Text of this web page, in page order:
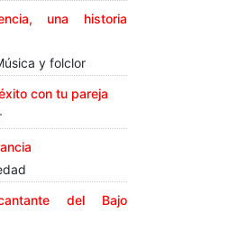
una historia
y folclor
con tu pareja
del Bajo